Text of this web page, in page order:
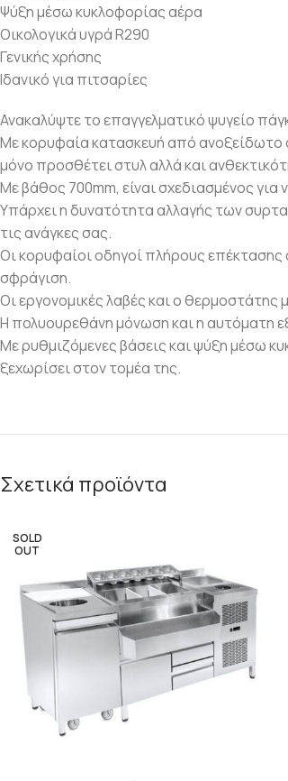
Ψύξη μέσω κυκλοφορίας αέρα
Οικολογικά υγρά R290
Γενικής χρήσης
Ιδανικό για πιτσαρίες
Ανακαλύψτε το επαγγελματικό ψυγείο
Με κορυφαία κατασκευή από ανοξείδωτο
μόνο προσθέτει στυλ αλλά και
Με βάθος 700mm, είναι σχεδιασμένος για
Υπάρχει η δυνατότητα αλλαγής των
τις ανάγκες σας.
Οι κορυφαίοι οδηγοί πλήρους
σφράγιση.
Οι εργονομικές λαβές και ο
Η πολυουρεθάνη μόνωση και η αυτόματη
Με ρυθμιζόμενες βάσεις και ψύξη μέσω
ξεχωρίσει στον τομέα της.
Σχετικά προϊόντα
SOLD
OUT